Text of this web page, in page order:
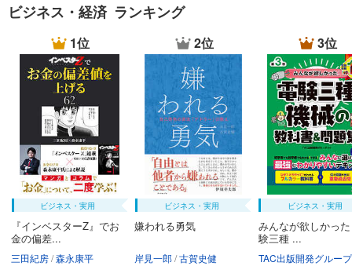
ビジネス・経済 ランキング
1位
ビジネス・実用
『インベスターZ』でお
金の偏差...
三田紀房 森永康平
2位
ビジネス・実用
嫌われる勇気
岸見一郎 古賀史健
3位
ビジネス・実用
みんなが欲しかっ
験三種 ...
TAC出版開発グループ